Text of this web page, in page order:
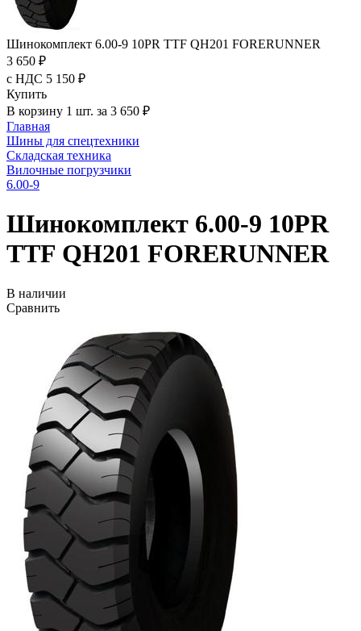
Шинокомплект 6.00-9 10PR TTF QH201 FORERUNNER
3 650 ₽
с НДС 5 150 ₽
Купить
В корзину 1 шт. за 3 650 ₽
Главная
Шины для спецтехники
Складская техника
Вилочные погрузчики
6.00-9
Шинокомплект 6.00-9 10PR
TTF QH201 FORERUNNER
В наличии
Сравнить